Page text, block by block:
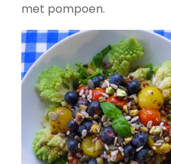
met pompoen.